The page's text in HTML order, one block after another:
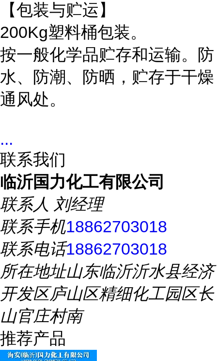
【包装与贮运】
200Kg塑料桶包装。
按一般化学品贮存和运输。防
水、防潮、防晒，贮存于干燥
通风处。
...
联系我们
临沂国力化工有限公司
联系人 刘经理
联系手机18862703018
联系电话18862703018
所在地址山东临沂沂水县经济
开发区庐山区精细化工园区长
山官庄村南
推荐产品